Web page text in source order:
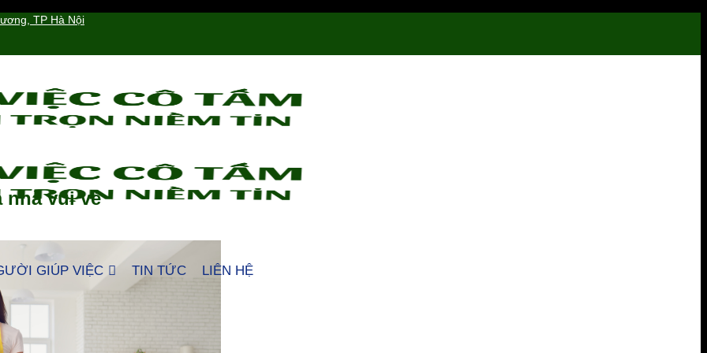
TP Hà Nội
GIÚP VIỆC TIN TỨC LIÊN HỆ
nhà vui vẻ